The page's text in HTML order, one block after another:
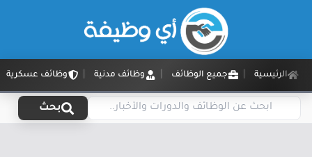
الرئيسية جميع الوظائف وظائف مدنية وظائف عسكرية
بحث